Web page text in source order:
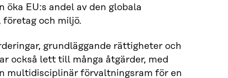
EU:s andel av den globala
företag och miljö.
grundläggande rättigheter och
också lett till många åtgärder, med
multidisciplinär förvaltningsram för en